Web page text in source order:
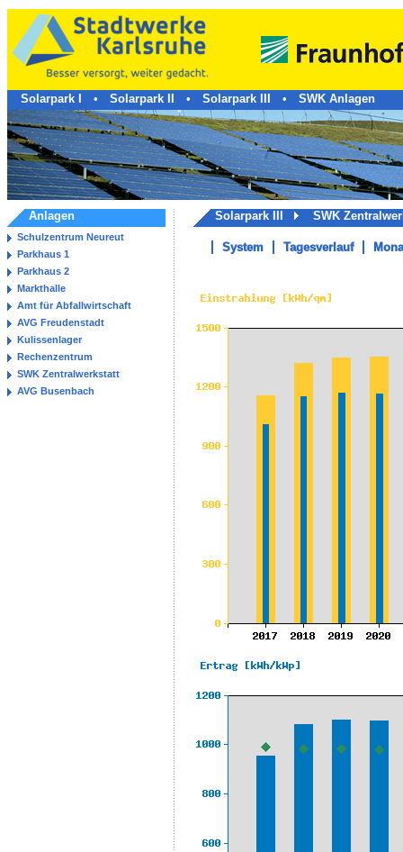
Solarpark I • Solarpark II • Solarpark III • SWK Anlagen
Anlagen
Schulzentrum Neureut
Parkhaus 1
Parkhaus 2
Markthalle
Amt für Abfallwirtschaft
AVG Freudenstadt
Kulissenlager
Rechenzentrum
SWK Zentralwerkstatt
AVG Busenbach
Solarpark III SWK
System Tagesverlauf